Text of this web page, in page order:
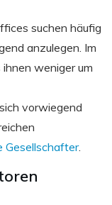
suchen häufig
anzulegen. Im
weniger um
vorwiegend
Gesellschafter.